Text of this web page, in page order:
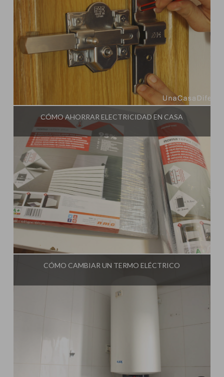
Una Casa Diferente
CÓMO AHORRAR ELECTRICIDAD EN CASA
Una Casa Diferente
CÓMO CAMBIAR UN TERMO ELÉCTRICO